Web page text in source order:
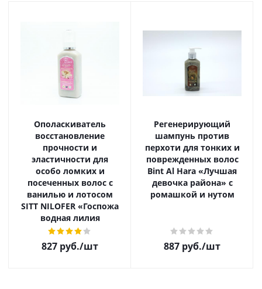
Ополаскиватель
восстановление
прочности и
эластичности для
особо ломких и
посеченных волос с
ванилью и лотосом
SITT NILOFER «Госпожа
водная лилия
827 руб./шт
Регенерирующий
шампунь против
перхоти для тонких и
поврежденных волос
Bint Аl Hara «Лучшая
девочка района» с
ромашкой и нутом
887 руб./шт